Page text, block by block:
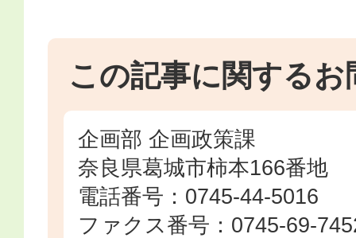
この記事に関するお
企画部 企画政策課
奈良県葛城市柿本166番地
電話番号：0745-44-5016
ファクス番号：0745-69-